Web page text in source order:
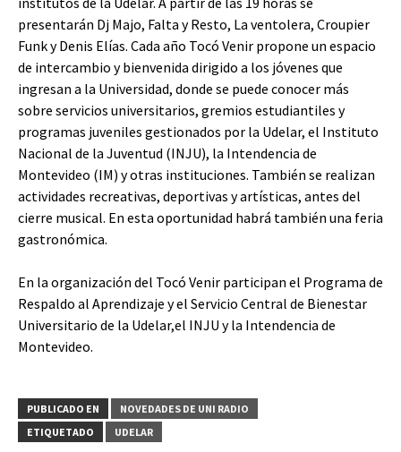
presentarán Dj Majo, Falta y Resto, La ventolera, Croupier
Funk y Denis Elías. Cada año Tocó Venir propone un espacio
de intercambio y bienvenida dirigido a los jóvenes que
ingresan a la Universidad, donde se puede conocer más
sobre servicios universitarios, gremios estudiantiles y
programas juveniles gestionados por la Udelar, el Instituto
Nacional de la Juventud (INJU), la Intendencia de
Montevideo (IM) y otras instituciones. También se realizan
actividades recreativas, deportivas y artísticas, antes del
cierre musical. En esta oportunidad habrá también una feria
gastronómica.
En la organización del Tocó Venir participan el Programa de
Respaldo al Aprendizaje y el Servicio Central de Bienestar
Universitario de la Udelar,el INJU y la Intendencia de
Montevideo.
PUBLICADO EN
NOVEDADES DE UNI RADIO
ETIQUETADO
UDELAR